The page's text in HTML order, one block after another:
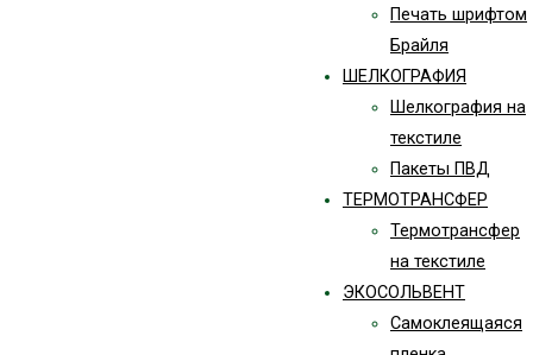
Печать шрифтом
Брайля
ШЕЛКОГРАФИЯ
Шелкография на
текстиле
Пакеты ПВД
ТЕРМОТРАНСФЕР
Термотрансфер
на текстиле
ЭКОСОЛЬВЕНТ
Самоклеящаяся